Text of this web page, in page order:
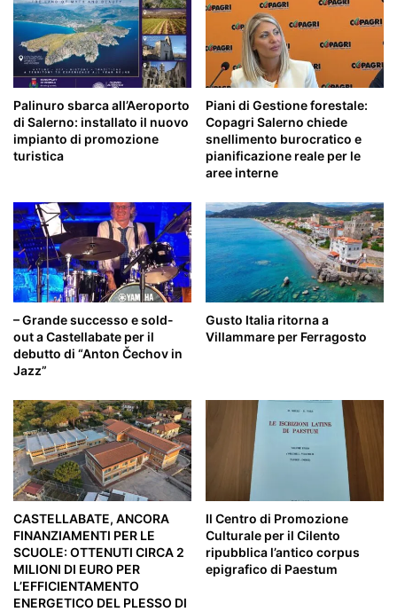
Palinuro sbarca all’Aeroporto
di Salerno: installato il nuovo
impianto di promozione
turistica
Piani di Gestione forestale:
Copagri Salerno chiede
snellimento burocratico e
pianificazione reale per le
aree interne
– Grande successo e sold-
out a Castellabate per il
debutto di “Anton Čechov in
Jazz”
Gusto Italia ritorna a
Villammare per Ferragosto
CASTELLABATE, ANCORA
FINANZIAMENTI PER LE
SCUOLE: OTTENUTI CIRCA 2
MILIONI DI EURO PER
L’EFFICIENTAMENTO
ENERGETICO DEL PLESSO DI
Il Centro di Promozione
Culturale per il Cilento
ripubblica l’antico corpus
epigrafico di Paestum